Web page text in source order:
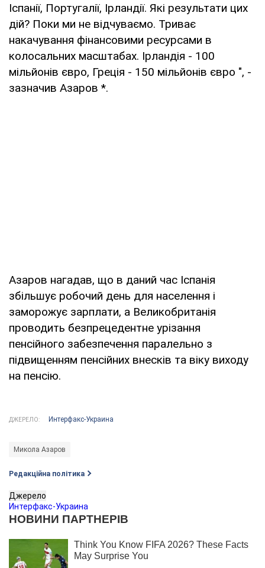
Іспанії, Португалії, Ірландії. Які результати цих
дій? Поки ми не відчуваємо. Триває
накачування фінансовими ресурсами в
колосальних масштабах. Ірландія - 100
мільйонів євро, Греція - 150 мільйонів євро ", -
зазначив Азаров *.
Азаров нагадав, що в даний час Іспанія
збільшує робочий день для населення і
заморожує зарплати, а Великобританія
проводить безпрецедентне урізання
пенсійного забезпечення паралельно з
підвищенням пенсійних внесків та віку виходу
на пенсію.
ДЖЕРЕЛО: Интерфакс-Украина
Микола Азаров
Редакційна політика
Джерело
Интерфакс-Украина